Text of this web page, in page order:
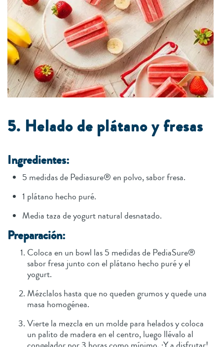
5. Helado de plátano y fresas
Ingredientes:
5 medidas de Pediasure® en polvo, sabor fresa.
1 plátano hecho puré.
Media taza de yogurt natural desnatado.
Preparación:
Coloca en un bowl las 5 medidas de PediaSure®
sabor fresa junto con el plátano hecho puré y el
yogurt.
Mézclalos hasta que no queden grumos y quede una
masa homogénea.
Vierte la mezcla en un molde para helados y coloca
un palito de madera en el centro, luego llévalo al